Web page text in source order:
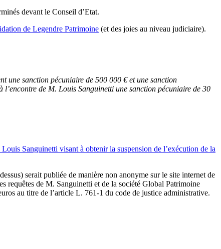
devant le Conseil d’Etat.
de Legendre Patrimoine (et des joies au niveau judiciaire).
une sanction pécuniaire de 500 000 € et une sanction
l’encontre de M. Louis Sanguinetti une sanction pécuniaire de 30
Sanguinetti visant à obtenir la suspension de l’exécution de la
serait publiée de manière non anonyme sur le site internet de
requêtes de M. Sanguinetti et de la société Global Patrimoine
au titre de l’article L. 761-1 du code de justice administrative.